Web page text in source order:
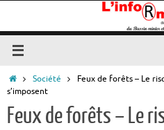
contenu
Accueil
Société
Feux de forêts – Le
s’imposent
Feux de forêts – Le